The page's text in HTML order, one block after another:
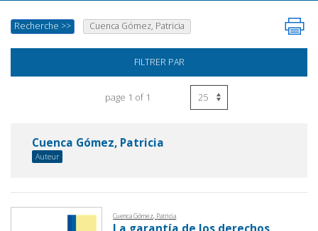
Recherche >> Cuenca Gómez, Patricia
FILTRER PAR
page 1 of 1
Cuenca Gómez, Patricia
Auteur
Cuenca Gómez, Patricia